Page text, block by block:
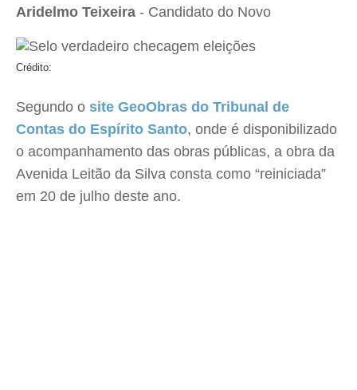
Aridelmo Teixeira - Candidato do Novo
Crédito:
Segundo o site GeoObras do Tribunal de
Contas do Espírito Santo, onde é disponibilizado
o acompanhamento das obras públicas, a obra da
Avenida Leitão da Silva consta como “reiniciada”
em 20 de julho deste ano.